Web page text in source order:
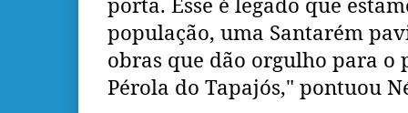
população, uma Santarém
obras que dão orgulho para o
Pérola do Tapajós," pontuou